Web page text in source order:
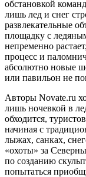
обстановкой
лишь лед и снег
развлекательные
площадку с
непременно
процесс и
абсолютно новые
или павильон не
Авторы Novate.ru
лишь ночевкой в
обходится,
начиная с
лыжах, санках,
«охоты» за
по созданию
попытаться